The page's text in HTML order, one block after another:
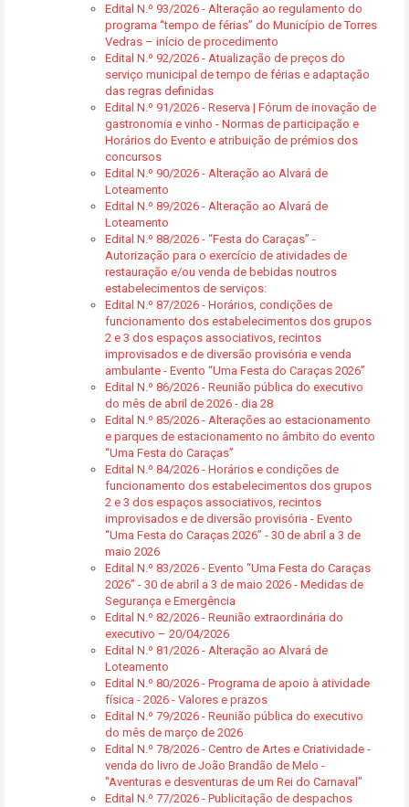
Edital N.º 93/2026 - Alteração ao regulamento do
programa “tempo de férias” do Município de Torres
Vedras – início de procedimento
Edital N.º 92/2026 - Atualização de preços do
serviço municipal de tempo de férias e adaptação
das regras definidas
Edital N.º 91/2026 - Reserva | Fórum de inovação de
gastronomia e vinho - Normas de participação e
Horários do Evento e atribuição de prémios dos
concursos
Edital N.º 90/2026 - Alteração ao Alvará de
Loteamento
Edital N.º 89/2026 - Alteração ao Alvará de
Loteamento
Edital N.º 88/2026 - “Festa do Caraças” -
Autorização para o exercício de atividades de
restauração e/ou venda de bebidas noutros
estabelecimentos de serviços:
Edital N.º 87/2026 - Horários, condições de
funcionamento dos estabelecimentos dos grupos
2 e 3 dos espaços associativos, recintos
improvisados e de diversão provisória e venda
ambulante - Evento “Uma Festa do Caraças 2026”
Edital N.º 86/2026 - Reunião pública do executivo
do mês de abril de 2026 - dia 28
Edital N.º 85/2026 - Alterações ao estacionamento
e parques de estacionamento no âmbito do evento
“Uma Festa do Caraças”
Edital N.º 84/2026 - Horários e condições de
funcionamento dos estabelecimentos dos grupos
2 e 3 dos espaços associativos, recintos
improvisados e de diversão provisória - Evento
“Uma Festa do Caraças 2026” - 30 de abril a 3 de
maio 2026
Edital N.º 83/2026 - Evento “Uma Festa do Caraças
2026” - 30 de abril a 3 de maio 2026 - Medidas de
Segurança e Emergência
Edital N.º 82/2026 - Reunião extraordinária do
executivo – 20/04/2026
Edital N.º 81/2026 - Alteração ao Alvará de
Loteamento
Edital N.º 80/2026 - Programa de apoio à atividade
física - 2026 - Valores e prazos
Edital N.º 79/2026 - Reunião pública do executivo
do mês de março de 2026
Edital N.º 78/2026 - Centro de Artes e Criatividade -
venda do livro de João Brandão de Melo -
"Aventuras e desventuras de um Rei do Carnaval"
Edital N.º 77/2026 - Publicitação de despachos